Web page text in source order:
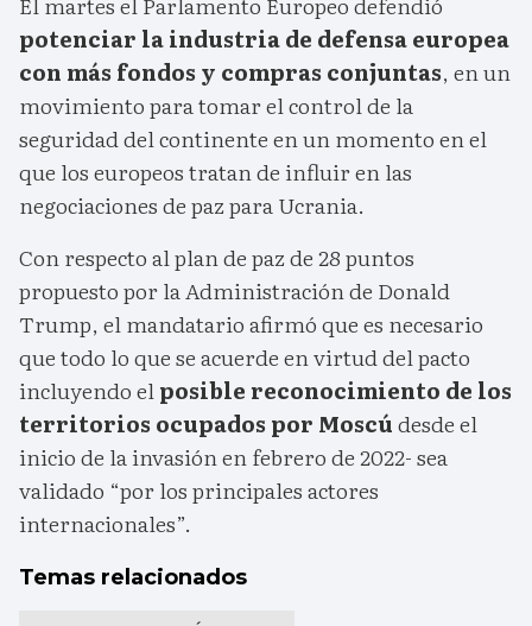
potenciar la industria de defensa europea
con más fondos y compras conjuntas, en un
movimiento para tomar el control de la
seguridad del continente en un momento en el
que los europeos tratan de influir en las
negociaciones de paz para Ucrania.
Con respecto al plan de paz de 28 puntos
propuesto por la Administración de Donald
Trump, el mandatario afirmó que es necesario
que todo lo que se acuerde en virtud del pacto
incluyendo elposible reconocimiento de los
territorios ocupados por Moscúdesde el
inicio de la invasión en febrero de 2022- sea
validado “por los principales actores
internacionales”.
Temas relacionados